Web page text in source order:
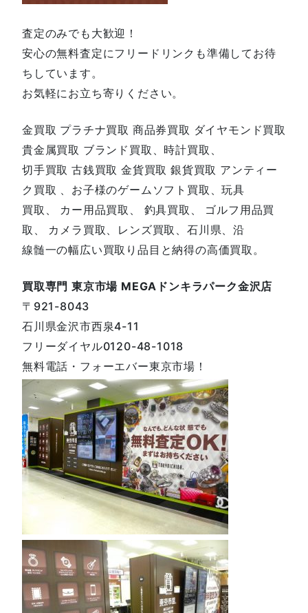
査定のみでも大歓迎！
安心の無料査定にフリードリンクも準備してお待
ちしています。
お気軽にお立ち寄りください。
金買取 プラチナ買取 商品券買取 ダイヤモンド買取
貴金属買取 ブランド買取、時計買取、
切手買取 古銭買取 金貨買取 銀貨買取 アンティー
ク買取 、お子様のゲームソフト買取、玩具
買取、 カー用品買取、 釣具買取、 ゴルフ用品買
取、 カメラ買取、レンズ買取、石川県、沿
線髄一の幅広い買取り品目と納得の高価買取。
買取専門 東京市場 MEGAドンキラパーク金沢店
〒921-8043
石川県金沢市西泉4-11
フリーダイヤル0120-48-1018
無料電話・フォーエバー東京市場！